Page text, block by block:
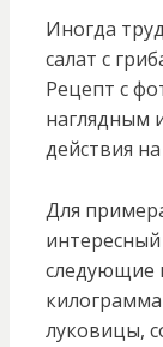
Иногда
салат с
Рецепт с
наглядным
действия
Для
следующие
луковицы,